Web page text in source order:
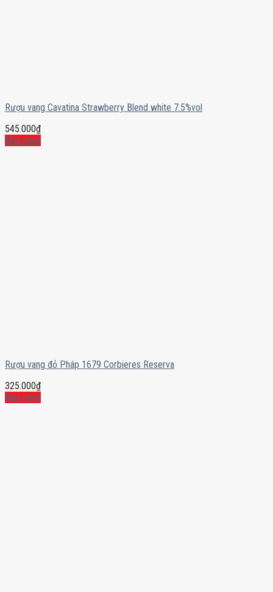
Rượu vang Cavatina Strawberry Blend white 7.5%vol
545.000₫
Mua ngay
Rượu vang đỏ Pháp 1679 Corbieres Reserva
325.000₫
Mua ngay